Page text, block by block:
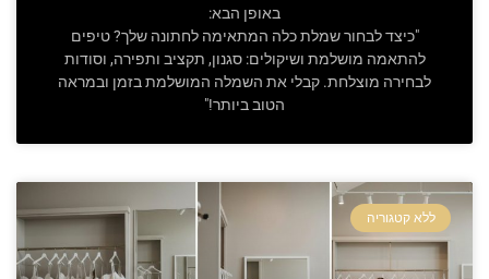
באופן הבא:
"כיצד לבחור שמלת כלה המתאימה לחתונה שלך? טיפים
להתאמה מושלמת ושיקולים: סגנון, תקציב ותפירה, וסודות
לבחירה מוצלחת. קבלי את השמלה המושלמת בזמן ובמראה
הטוב ביותר!"
ללא קטגוריה